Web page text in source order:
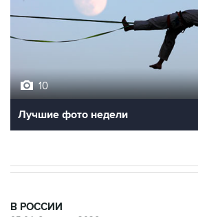
10
Лучшие фото недели
В РОССИИ